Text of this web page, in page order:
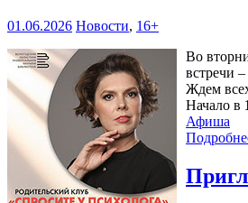
01.06.2026 Новости, 16+
Во
встречи
Ждем
Начало в
Афиша